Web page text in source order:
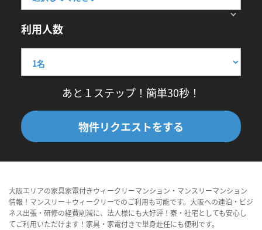
利用人数
あと１ステップ！簡単30秒！
物件リクエストをする
大阪エリアの家具家電付きウィークリーマンション・マンスリーマンション
情報！マンスリー＋ウィークリーでのご利用も可能です。大阪への連泊・ビジ
ネス出張・研修の経費削減に、法人様にも大好評！寮・社宅としても安心し
てご利用いただけます！家具・家電付きで単身赴任にも便利です。